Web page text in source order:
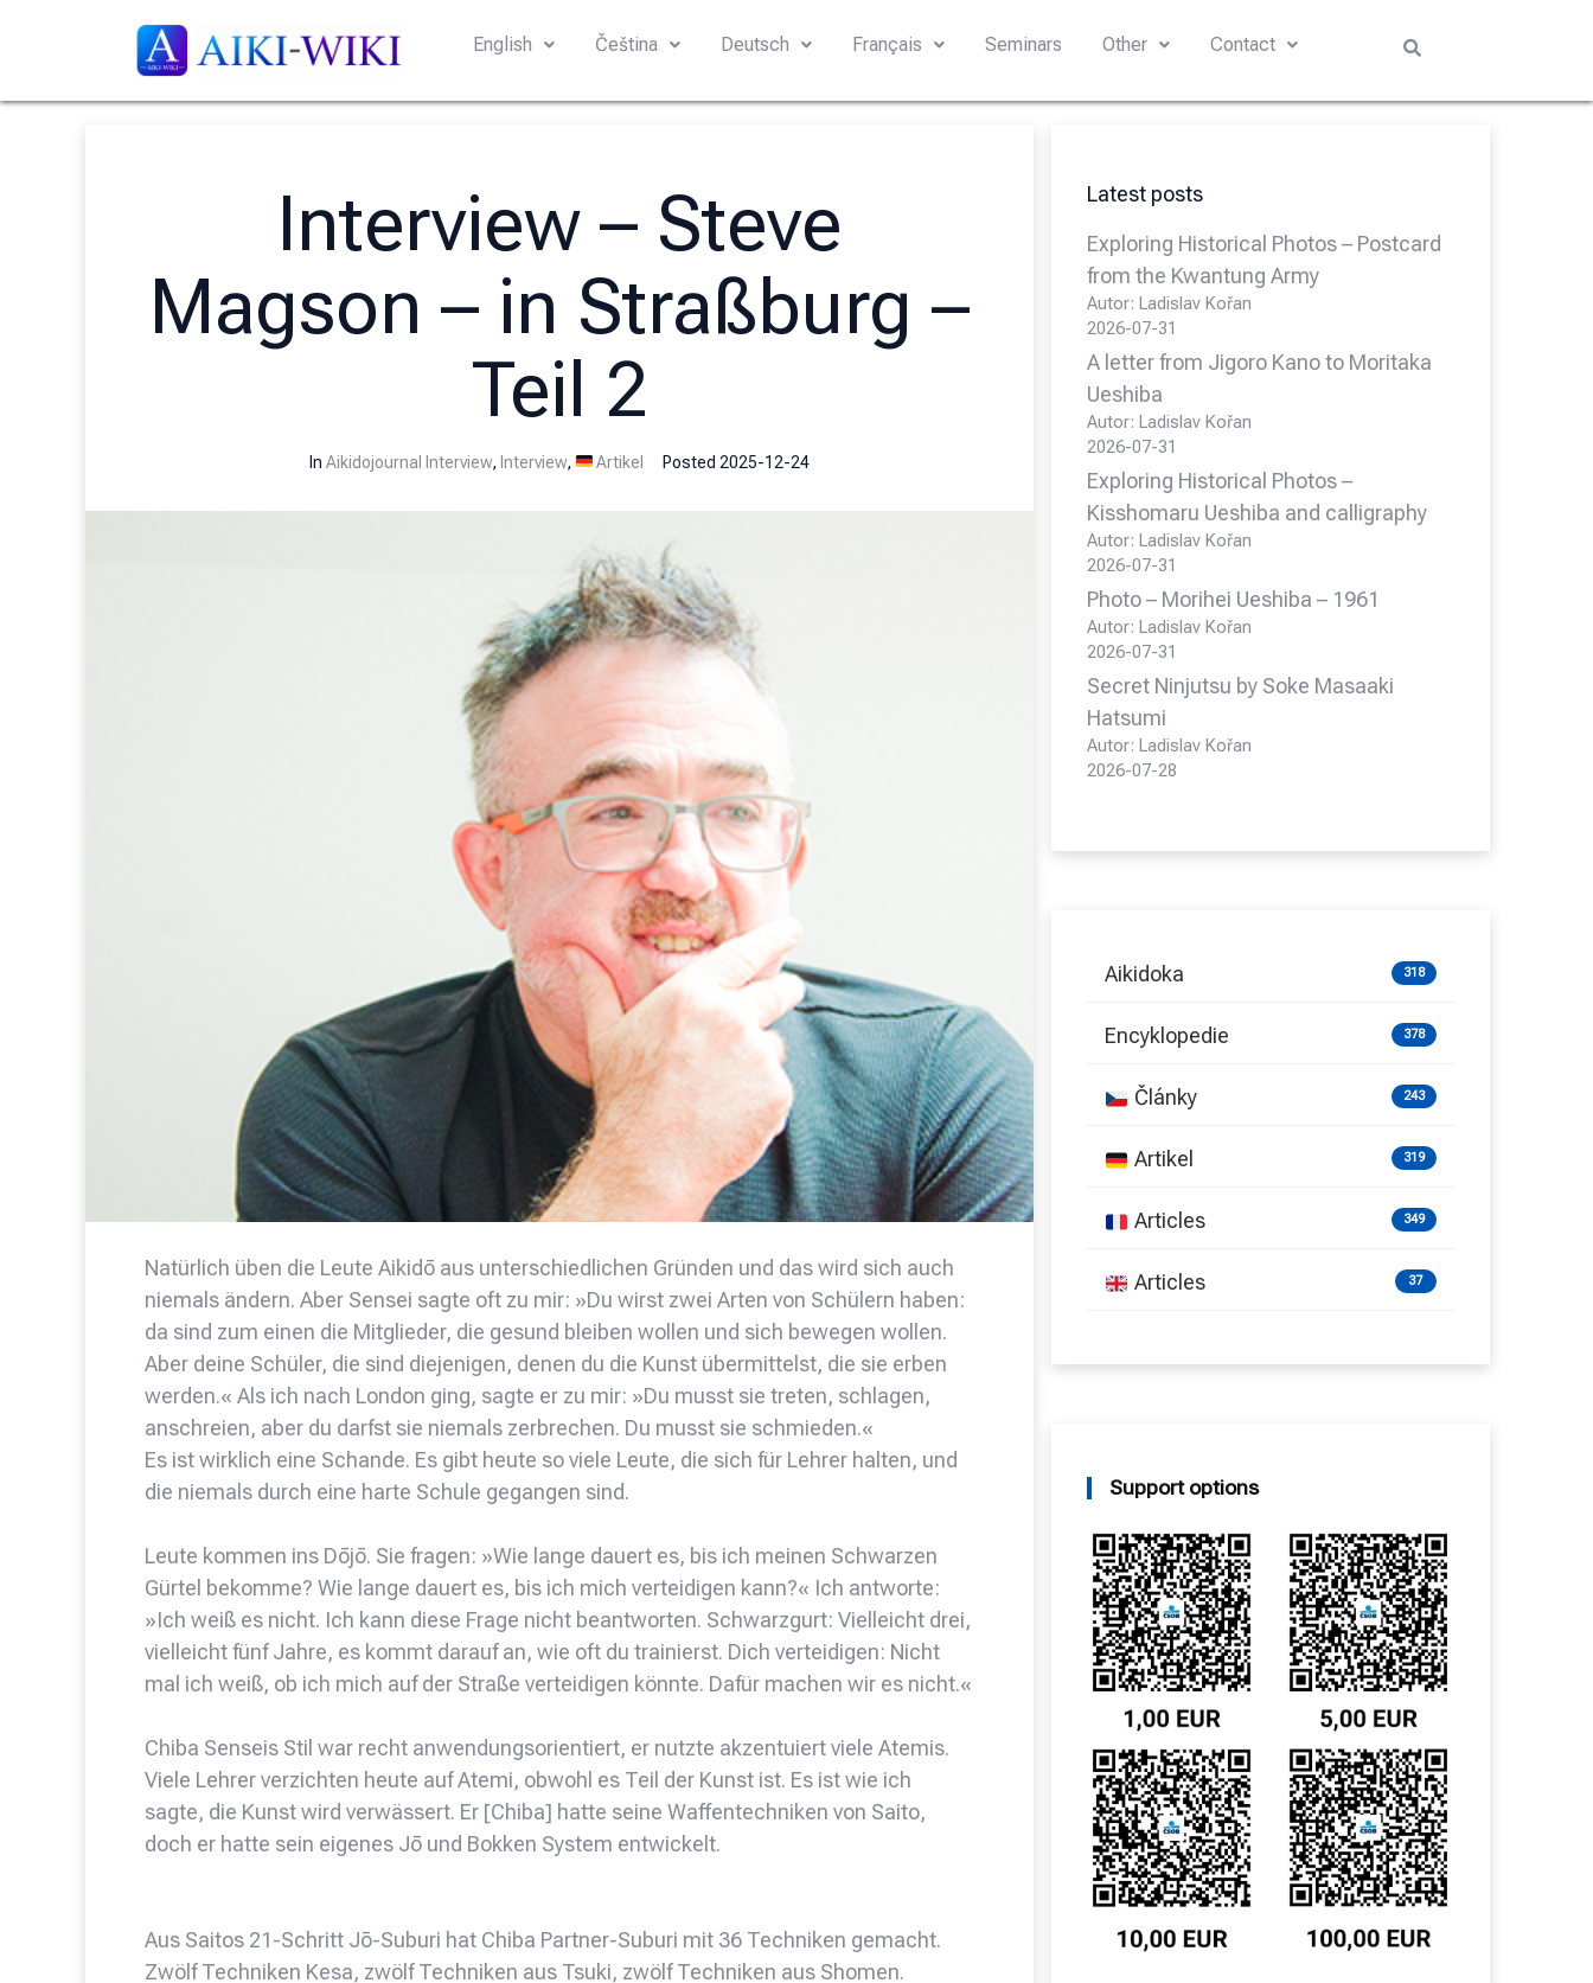
English Čeština Deutsch Français Seminars Other Contact
Interview – Steve
Magson – in Straßburg –
Teil 2
In Aikidojournal Interview, Interview, Artikel Posted 2025-12-24
Natürlich üben die Leute Aikidō aus unterschiedlichen Gründen und das wird sich auch
niemals ändern. Aber Sensei sagte oft zu mir: »Du wirst zwei Arten von Schülern haben:
da sind zum einen die Mitglieder, die gesund bleiben wollen und sich bewegen wollen.
Aber deine Schüler, die sind diejenigen, denen du die Kunst übermittelst, die sie erben
werden.« Als ich nach London ging, sagte er zu mir: »Du musst sie treten, schlagen,
anschreien, aber du darfst sie niemals zerbrechen. Du musst sie schmieden.«
Es ist wirklich eine Schande. Es gibt heute so viele Leute, die sich für Lehrer halten, und
die niemals durch eine harte Schule gegangen sind.
Leute kommen ins Dōjō. Sie fragen: »Wie lange dauert es, bis ich meinen Schwarzen
Gürtel bekomme? Wie lange dauert es, bis ich mich verteidigen kann?« Ich antworte:
»Ich weiß es nicht. Ich kann diese Frage nicht beantworten. Schwarzgurt: Vielleicht drei,
vielleicht fünf Jahre, es kommt darauf an, wie oft du trainierst. Dich verteidigen: Nicht
mal ich weiß, ob ich mich auf der Straße verteidigen könnte. Dafür machen wir es nicht.«
Chiba Senseis Stil war recht anwendungsorientiert, er nutzte akzentuiert viele Atemis.
Viele Lehrer verzichten heute auf Atemi, obwohl es Teil der Kunst ist. Es ist wie ich
sagte, die Kunst wird verwässert. Er [Chiba] hatte seine Waffentechniken von Saito,
doch er hatte sein eigenes Jō und Bokken System entwickelt.
Aus Saitos 21-Schritt Jō-Suburi hat Chiba Partner-Suburi mit 36 Techniken gemacht.
Zwölf Techniken Kesa, zwölf Techniken aus Tsuki, zwölf Techniken aus Shomen.
Latest posts
Exploring Historical Photos – Postcard
from the Kwantung Army
Autor: Ladislav Kořan
2026-07-31
A letter from Jigoro Kano to Moritaka
Ueshiba
Autor: Ladislav Kořan
2026-07-31
Exploring Historical Photos –
Kisshomaru Ueshiba and calligraphy
Autor: Ladislav Kořan
2026-07-31
Photo – Morihei Ueshiba – 1961
Autor: Ladislav Kořan
2026-07-31
Secret Ninjutsu by Soke Masaaki
Hatsumi
Autor: Ladislav Kořan
2026-07-28
Aikidoka 318
Encyklopedie 378
Články 243
Artikel 319
Articles 349
Articles 37
Support options